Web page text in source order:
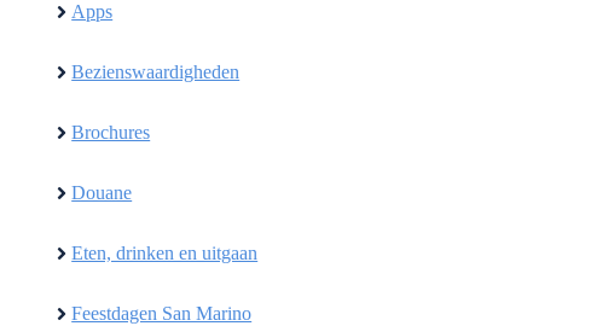
Apps
Bezienswaardigheden
Brochures
Douane
Eten, drinken en uitgaan
Feestdagen San Marino